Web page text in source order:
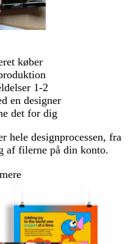
køber
1-2
en designer
det for dig
hele designprocessen, fra
af filerne på din konto.